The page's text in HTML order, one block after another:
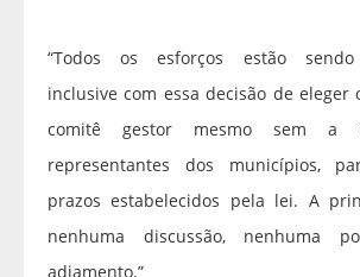
“Todos os esforços estão sendo
inclusive com essa decisão de eleger
comitê gestor mesmo sem a
representantes dos municípios,
prazos estabelecidos pela lei. A
nenhuma discussão, nenhuma
adiamento.”